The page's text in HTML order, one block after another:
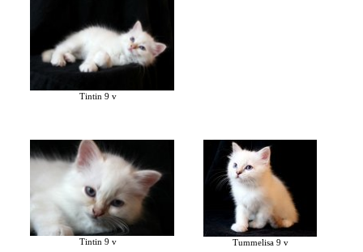
Tintin 9 v
Tintin 9 v Tummelisa 9 v